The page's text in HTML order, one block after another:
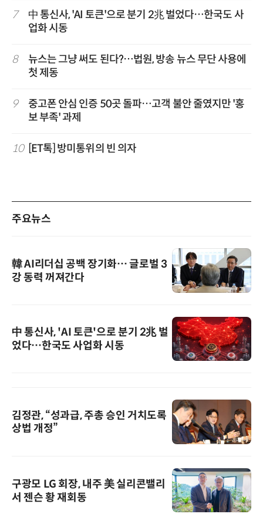
7
中 통신사, 'AI 토큰'으로 분기 2兆 벌었다…한국도 사
업화 시동
8
뉴스는 그냥 써도 된다?…법원, 방송 뉴스 무단 사용에
첫 제동
9
중고폰 안심 인증 50곳 돌파…고객 불안 줄였지만 '홍
보 부족' 과제
10 [ET톡] 방미통위의 빈 의자
주요뉴스
韓 AI리더십 공백 장기화… 글로벌 3
강 동력 꺼져간다
中 통신사, 'AI 토큰'으로 분기 2兆 벌
었다…한국도 사업화 시동
김정관, “성과급, 주총 승인 거치도록
상법 개정”
구광모 LG 회장, 내주 美 실리콘밸리
서 젠슨 황 재회동